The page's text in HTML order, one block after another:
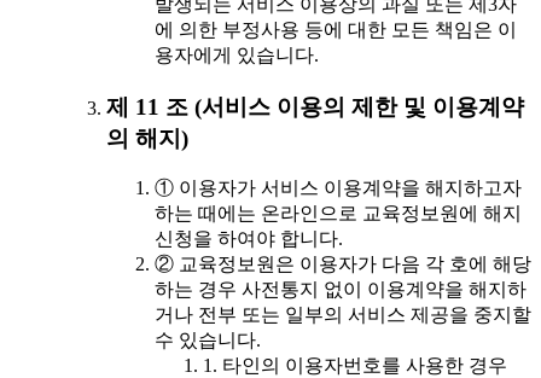
발생되는 서비스 이용상의 과실 또는 제3자
에 의한 부정사용 등에 대한 모든 책임은 이
용자에게 있습니다.
제 11 조 (서비스 이용의 제한 및 이용계약
의 해지)
① 이용자가 서비스 이용계약을 해지하고자
하는 때에는 온라인으로 교육정보원에 해지
신청을 하여야 합니다.
② 교육정보원은 이용자가 다음 각 호에 해당
하는 경우 사전통지 없이 이용계약을 해지하
거나 전부 또는 일부의 서비스 제공을 중지할
수 있습니다.
1. 타인의 이용자번호를 사용한 경우